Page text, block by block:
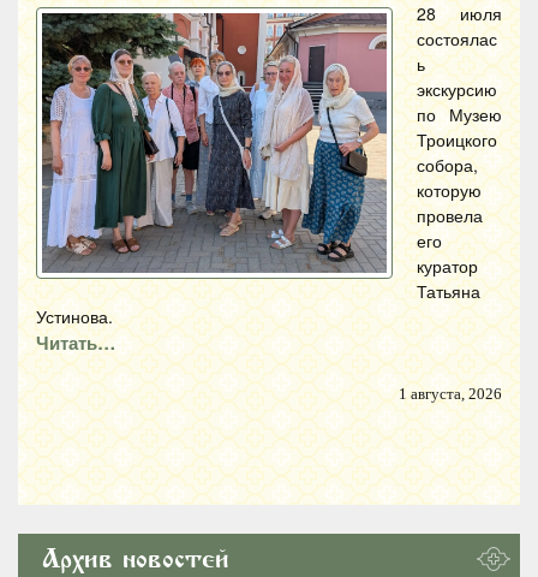
28 июля
состоялас
ь
экскурсию
по Музею
Троицкого
собора,
которую
провела
его
куратор
Татьяна
Устинова.
Читать…
1 августа, 2026
Архив новостей